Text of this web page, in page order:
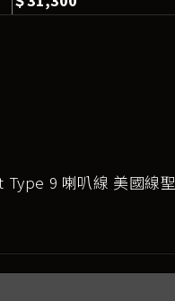
9 喇叭線 美國線聖